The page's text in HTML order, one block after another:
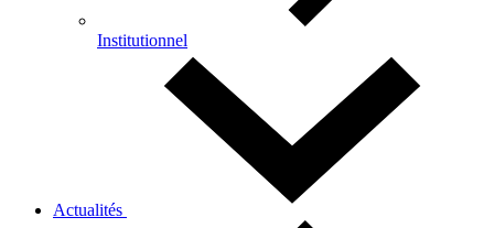
Institutionnel
Actualités